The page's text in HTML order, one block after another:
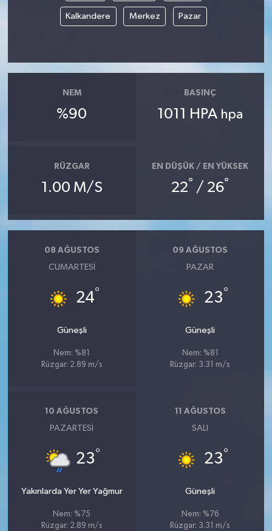
Kalkandere Merkez Pazar
NEM
%90
BASINÇ
1011 HPA hpa
RÜZGAR
1.00 M/S
EN DÜŞÜK / EN YÜKSEK
22° / 26°
08 AĞUSTOS
CUMARTESI
24°
Güneşli
Nem: %81
Rüzgar: 2.89 m/s
09 AĞUSTOS
PAZAR
23°
Güneşli
Nem: %81
Rüzgar: 3.31 m/s
10 AĞUSTOS
PAZARTESI
23°
Yakınlarda Yer Yer Yağmur
Nem: %75
Rüzgar: 2.89 m/s
11 AĞUSTOS
SALI
23°
Güneşli
Nem: %76
Rüzgar: 3.31 m/s